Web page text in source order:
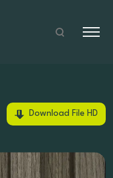
Download File HD